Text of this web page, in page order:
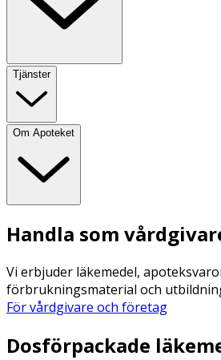
Tjänster
Om Apoteket
Handla som
Vi erbjuder läkemedel,
förbrukningsmaterial och
För vårdgivare och företag
Dosförpackade